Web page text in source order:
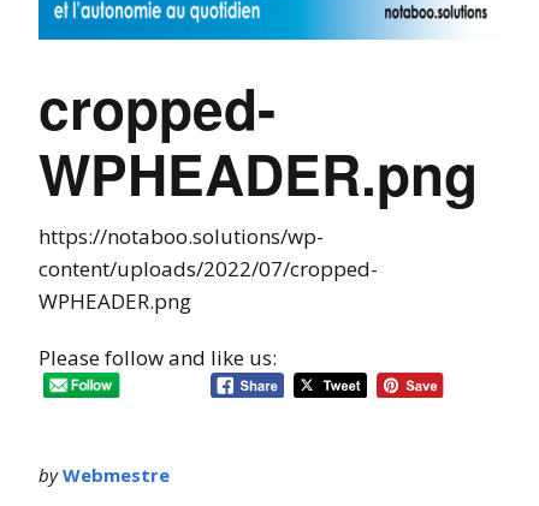
cropped-
WPHEADER.png
https://notaboo.solutions/wp-
content/uploads/2022/07/cropped-
WPHEADER.png
Please follow and like us:
byWebmestre